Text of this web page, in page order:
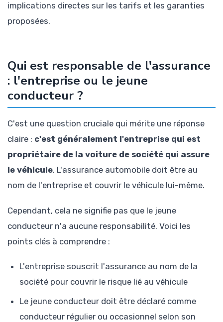
implications directes sur les tarifs et les garanties
proposées.
Qui est responsable de l'assurance
: l'entreprise ou le jeune
conducteur ?
C'est une question cruciale qui mérite une réponse
claire : c'est généralement l'entreprise qui est
propriétaire de la voiture de société qui assure
le véhicule. L'assurance automobile doit être au
nom de l'entreprise et couvrir le véhicule lui-même.
Cependant, cela ne signifie pas que le jeune
conducteur n'a aucune responsabilité. Voici les
points clés à comprendre :
L'entreprise souscrit l'assurance au nom de la
société pour couvrir le risque lié au véhicule
Le jeune conducteur doit être déclaré comme
conducteur régulier ou occasionnel selon son